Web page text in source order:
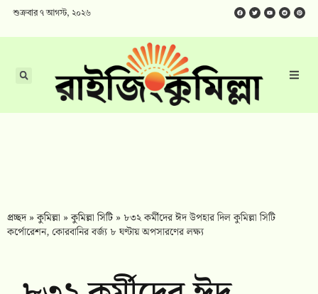
শুক্রবার ৭ আগস্ট, ২০২৬
প্রচ্ছদ»কুমিল্লা »কুমিল্লা সিটি » ৮৩২ কর্মীদের ঈদ উপহার দিল কুমিল্লা সিটি
কর্পোরেশন, কোরবানির বর্জ্য ৮ ঘণ্টায় অপসারণের লক্ষ্য